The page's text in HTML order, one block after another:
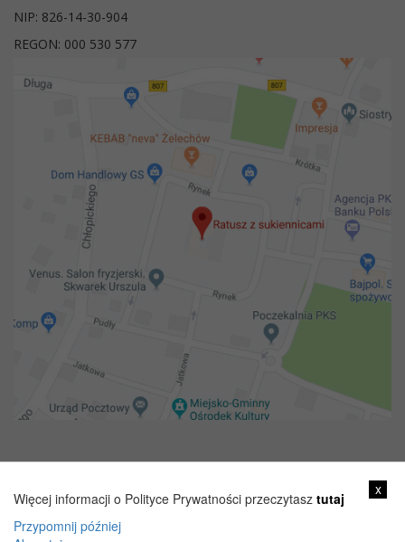
NIP: 826-14-30-904
REGON: 000 530 577
x
Więcej informacji o Polityce Prywatności przeczytasz tutaj
Przypomnij później